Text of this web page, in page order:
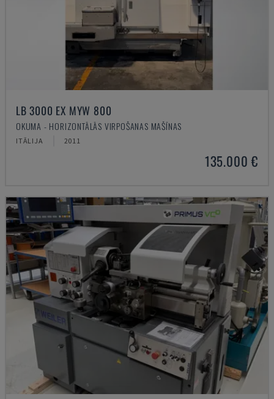
LB 3000 EX MYW 800
OKUMA - HORIZONTĀLĀS VIRPOŠANAS MAŠĪNAS
ITĀLIJA 2011
135.000 €